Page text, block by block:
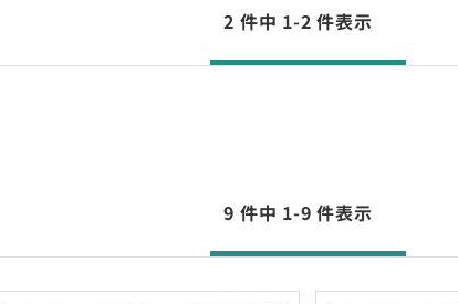
2 件中 1-2 件表示
9 件中 1-9 件表示